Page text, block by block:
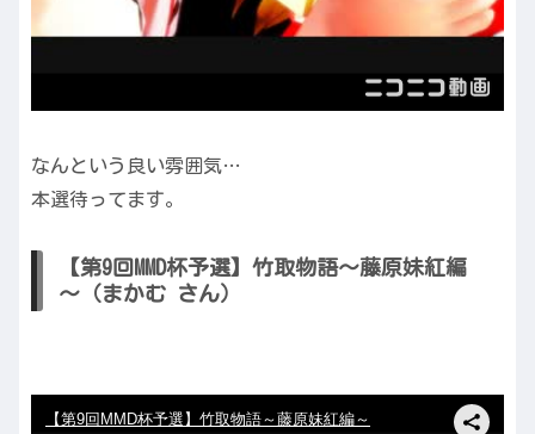
なんという良い雰囲気…
本選待ってます。
【第9回MMD杯予選】竹取物語～藤原妹紅編
～（まかむ さん）